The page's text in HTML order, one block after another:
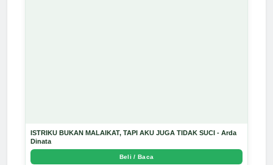
ISTRIKU BUKAN MALAIKAT, TAPI AKU JUGA TIDAK SUCI - Arda
Dinata
Beli / Baca